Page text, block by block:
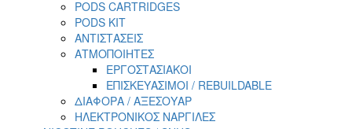
PODS CARTRIDGES
PODS KIT
ΑΝΤΙΣΤΑΣΕΙΣ
ΑΤΜΟΠΟΙΗΤΕΣ
ΕΡΓΟΣΤΑΣΙΑΚΟΙ
ΕΠΙΣΚΕΥΑΣΙΜΟΙ / REBUILDABLE
ΔΙΑΦΟΡΑ / ΑΞΕΣΟΥΑΡ
ΗΛΕΚΤΡΟΝΙΚΟΣ ΝΑΡΓΙΛΕΣ